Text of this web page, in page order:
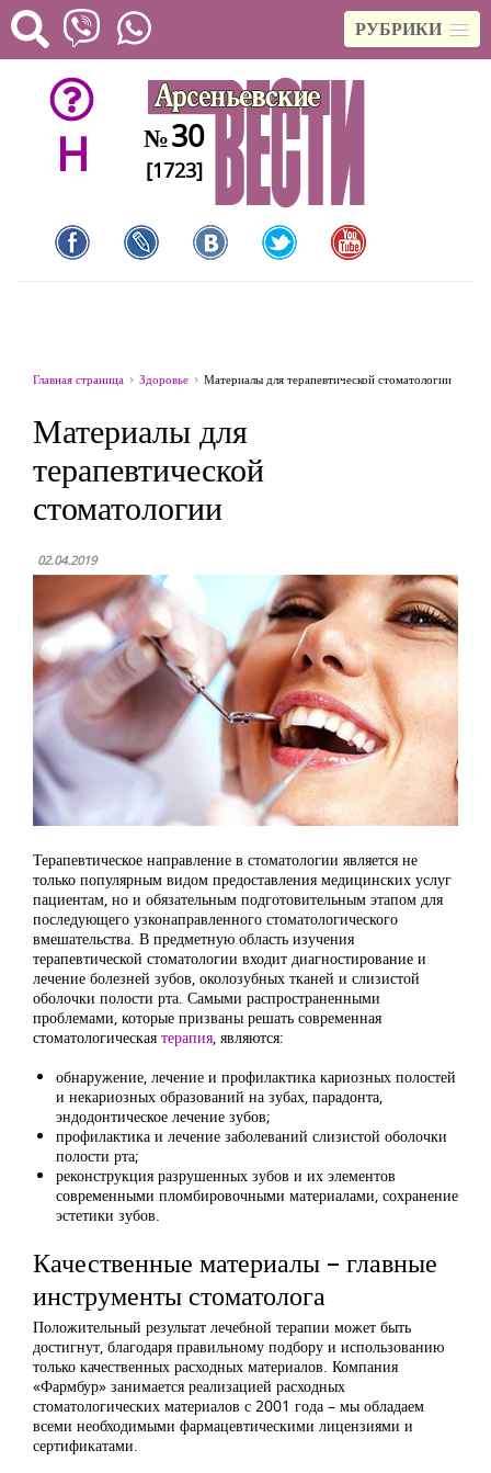
РУБРИКИ
H №30
[1723]
Главная страница Здоровье Материалы для терапевтической стоматологии
Материалы для
терапевтической
стоматологии
02.04.2019
Терапевтическое направление в стоматологии является не
только популярным видом предоставления медицинских услуг
пациентам, но и обязательным подготовительным этапом для
последующего узконаправленного стоматологического
вмешательства. В предметную область изучения
терапевтической стоматологии входит диагностирование и
лечение болезней зубов, околозубных тканей и слизистой
оболочки полости рта. Самыми распространенными
проблемами, которые призваны решать современная
стоматологическая терапия, являются:
обнаружение, лечение и профилактика кариозных полостей
и некариозных образований на зубах, парадонта,
эндодонтическое лечение зубов;
профилактика и лечение заболеваний слизистой оболочки
полости рта;
реконструкция разрушенных зубов и их элементов
современными пломбировочными материалами, сохранение
эстетики зубов.
Качественные материалы – главные
инструменты стоматолога
Положительный результат лечебной терапии может быть
достигнут, благодаря правильному подбору и использованию
только качественных расходных материалов. Компания
«Фармбур» занимается реализацией расходных
стоматологических материалов с 2001 года – мы обладаем
всеми необходимыми фармацевтическими лицензиями и
сертификатами.